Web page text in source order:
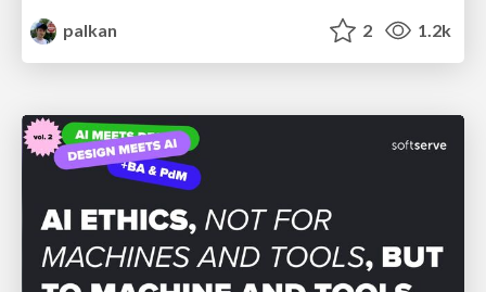
palkan
2 1.2k